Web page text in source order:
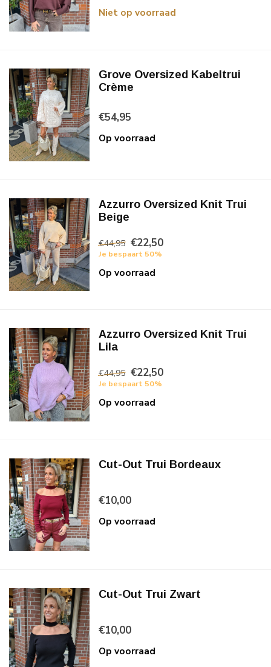
Niet op voorraad
Grove Oversized Kabeltrui
Crème
€54,95
Op voorraad
Azzurro Oversized Knit Trui
Beige
€44,95 €22,50
Je bespaart 50%
Op voorraad
Azzurro Oversized Knit Trui
Lila
€44,95 €22,50
Je bespaart 50%
Op voorraad
Cut-Out Trui Bordeaux
€10,00
Op voorraad
Cut-Out Trui Zwart
€10,00
Op voorraad